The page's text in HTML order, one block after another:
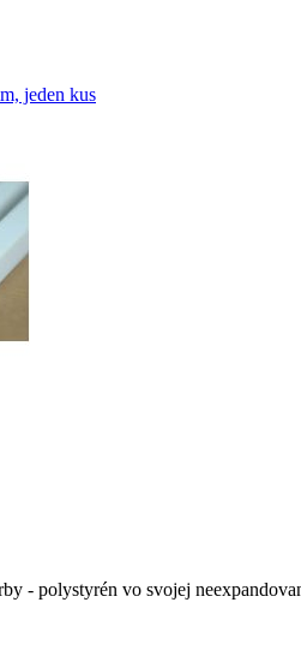
jeden kus
- polystyrén vo svojej